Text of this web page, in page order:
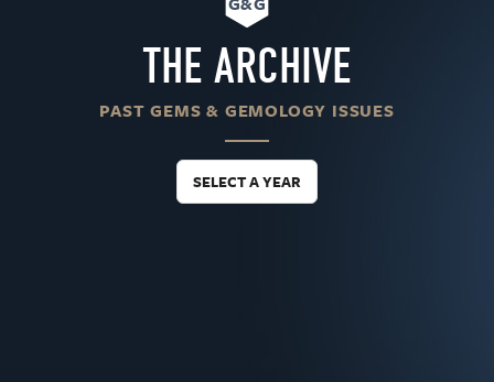
THE ARCHIVE
PAST GEMS & GEMOLOGY ISSUES
SELECT A YEAR